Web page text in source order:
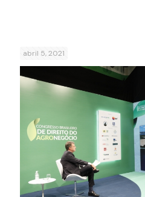
abril 5, 2021